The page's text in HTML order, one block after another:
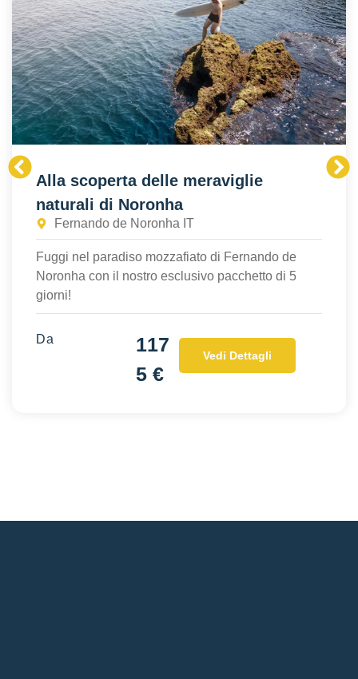
Alla scoperta delle meraviglie
naturali di Noronha
Fernando de Noronha IT
Fuggi nel paradiso mozzafiato di Fernando de
Noronha con il nostro esclusivo pacchetto di 5
giorni!
Da
117
5 €
Vedi Dettagli